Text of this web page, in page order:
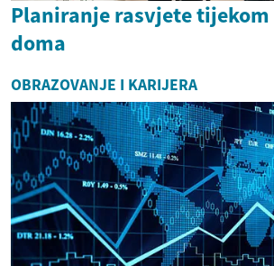
Planiranje rasvjete
doma
OBRAZOVANJE I KARIJERA